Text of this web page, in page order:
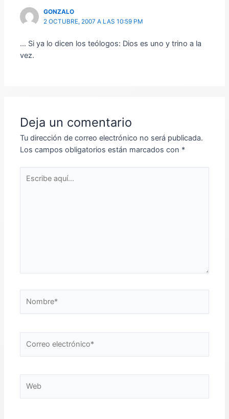
GONZALO
2 OCTUBRE, 2007 A LAS 10:59 PM
… Si ya lo dicen los teólogos: Dios es uno y trino a la
vez.
Deja un comentario
Tu dirección de correo electrónico no será publicada.
Los campos obligatorios están marcados con *
aquí...
electrónico*